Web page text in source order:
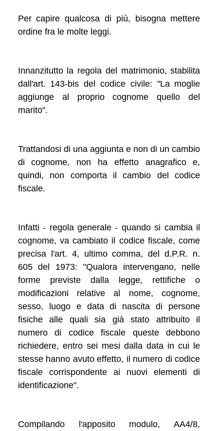
Per capire qualcosa di più, bisogna mettere
ordine fra le molte leggi.
Innanzitutto la regola del matrimonio, stabilita
dall'art. 143-bis del codice civile: "La moglie
aggiunge al proprio cognome quello del
marito".
Trattandosi di una aggiunta e non di un cambio
di cognome, non ha effetto anagrafico e,
quindi, non comporta il cambio del codice
fiscale.
Infatti - regola generale - quando si cambia il
cognome, va cambiato il codice fiscale, come
precisa l'art. 4, ultimo comma, del d.P.R. n.
605 del 1973: "Qualora intervengano, nelle
forme previste dalla legge, rettifiche o
modificazioni relative al nome, cognome,
sesso, luogo e data di nascita di persone
fisiche alle quali sia già stato attribuito il
numero di codice fiscale queste debbono
richiedere, entro sei mesi dalla data in cui le
stesse hanno avuto effetto, il numero di codice
fiscale corrispondente ai nuovi elementi di
identificazione".
Compilando l'apposito modulo, AA4/8,